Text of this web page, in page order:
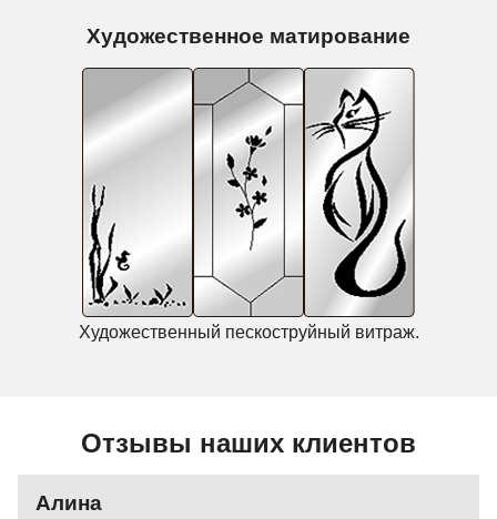
Художественное матирование
Художественный пескоструйный витраж.
Отзывы наших клиентов
Алина